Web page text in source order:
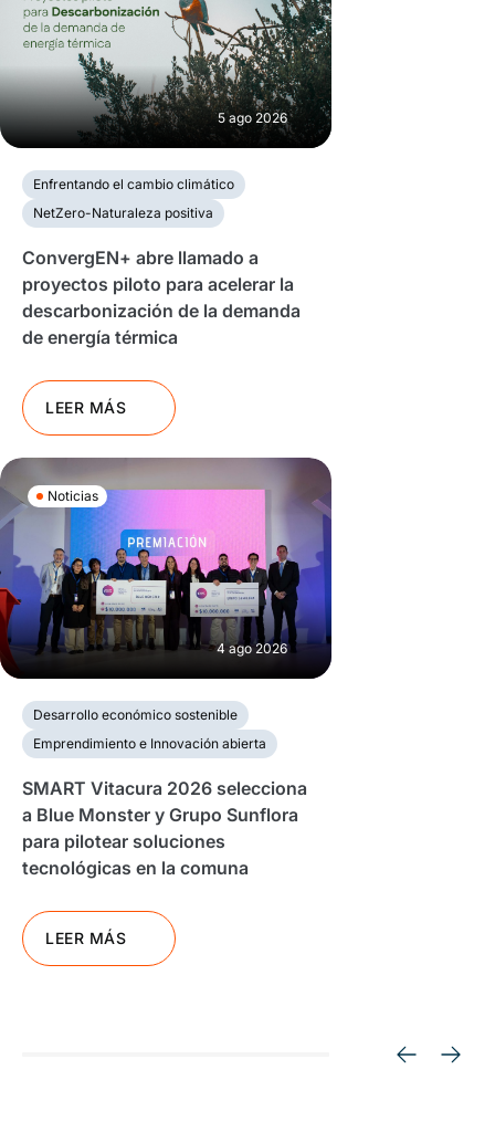
5 ago 2026
Enfrentando el cambio climático
NetZero-Naturaleza positiva
ConvergEN+ abre llamado a
proyectos piloto para acelerar la
descarbonización de la demanda
de energía térmica
LEER MÁS
Noticias
4 ago 2026
Desarrollo económico sostenible
Emprendimiento e Innovación abierta
SMART Vitacura 2026 selecciona
a Blue Monster y Grupo Sunflora
para pilotear soluciones
tecnológicas en la comuna
LEER MÁS